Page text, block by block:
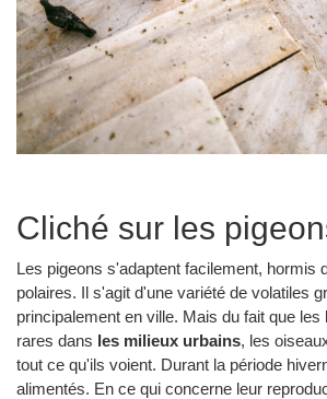
Cliché sur les
Les pigeons s'adaptent facilement, hormis
polaires. Il s'agit d'une variété de volatiles
principalement en ville. Mais du fait que
rares dans les milieux urbains, les
tout ce qu'ils voient. Durant la période
alimentés. En ce qui concerne leur